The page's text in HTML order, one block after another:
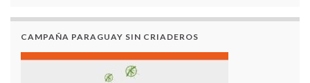
CAMPAÑA PARAGUAY SIN CRIADEROS